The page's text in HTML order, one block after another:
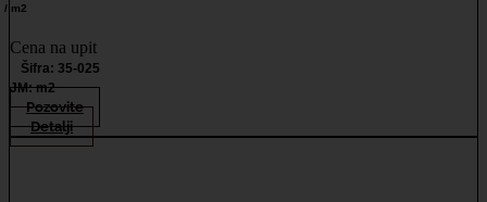
/ m2
Cena na upit
Šifra: 35-025
JM: m2
Pozovite
Detalji